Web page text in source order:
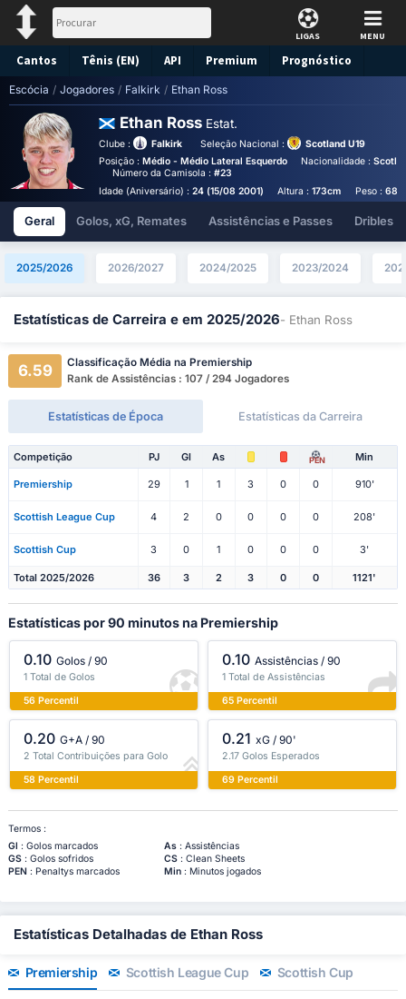
LIGAS MENU
Cantos Tênis (EN) API Premium Prognóstico
Escócia / Jogadores / Falkirk / Ethan Ross
Ethan Ross Estat.
Clube : Falkirk Seleção Nacional :
Scotland U19
Posição : Médio - Médio Lateral Esquerdo Nacionalidade :
Número da Camisola :#23
Idade (Aniversário) : 24 (15/08 2001) Altura :173cm Peso :
Geral Golos, xG, Remates Assistências e Passes Dribles
2025/2026 2026/2027 2024/2025 2023/2024
Estatísticas de Carreira e em 2025/2026- Ethan Ross
6.59
Classificação Média na Premiership
Rank de Assistências : 107 / 294 Jogadores
Estatísticas de Época Estatísticas da Carreira
Competição PJ Gl As PEN Min
Premiership 29 1 1 3 0 0 910'
Scottish League Cup 4 2 0 0 0 0 208'
Scottish Cup 3 0 1 0 0 0 3'
Total 2025/2026 36 3 2 3 0 0 1121'
Estatísticas por 90 minutos na Premiership
0.10 Golos / 90
1 Total de Golos
56 Percentil
0.10 Assistências / 90
1 Total de Assistências
65 Percentil
0.20 G+A / 90
2 Total Contribuições para Golo
58 Percentil
0.21 xG / 90'
2.17 Golos Esperados
69 Percentil
Termos :
Gl : Golos marcados As: Assistências
GS: Golos sofridos CS: Clean Sheets
PEN: Penaltys marcados Min: Minutos jogados
Estatísticas Detalhadas de Ethan Ross
Premiership Scottish League Cup Scottish Cup